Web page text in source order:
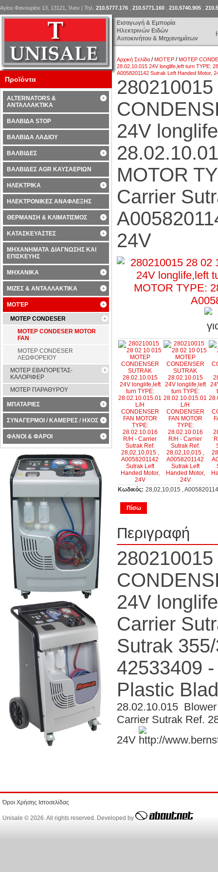
Εισαγωγή & Εμπορία
Ηλεκτρινών Ειδών
Αυτοκινήτου & Μηχανημάτων
Αγίου Φανουρίου 13, 13121, Ίλιον | Τηλ. 210.5777.176 210.5771.160 210.5740.905
Αρχική Σελίδα /ΜΟΤΈΡ /ΜΟΤΕΡ
28.02.10.015 24V longlife,left turn TYPE:
A0058201142 Sutrak Left Handed Motor,
24V
MOTOR
Carrier
24V
Κωδικός: 28,02,10,015 ,
Πίσω
Περιγραφή
24V
Carrier
Sutrak
42533409
Plastic
28.02.10.015
Carrier Sutrak Ref.
24V
Προϊόντα
ALTERNATORS &
ΑΝΤΑΛΛΑΚΤΙΚΑ
ΒΑΛΒΙΔΑ STOP
ΒΑΛΒΙΔΑ ΛΑΔΙΟΥ
ΒΑΛΒΙΔΕΣ
ΒΑΛΒΙΔΕΣ AGR ΚΑΥΣΑΕΡΙΩΝ
ΗΛΕΚΤΡΙΚΑ
ΗΛΕΚΤΡΟΝΙΚΕΣ ΑΝΑΦΛΕΞΗΣ
ΘΕΡΜΑΝΣΗ & ΚΛΙΜΑΤΙΣΜΟΣ
ΚΑΤΑΣΚΕΥΑΣΤΕΣ
ΜΗΧΑΝΗΜΑΤΑ ΔΙΑΓΝΩΣΗΣ ΚΑΙ
ΕΠΙΣΚΕΥΗΣ
ΜΗΧΑΝΙΚΑ
ΜΙΖΕΣ & ΑΝΤΑΛΛΑΚΤΙΚΑ
ΜΟΤΈΡ
ΜΟΤΕΡ CONDESER
ΜΟΤΕΡ CONDESER MOTOR
FAN
ΜΟΤΕΡ CONDESER
ΛΕΩΦΟΡΕΙΟΥ
ΜΟΤΕΡ ΕΒΑΠΟΡΕΤΑΣ-
ΚΑΛΟΡΙΦΕΡ
ΜΟΤΕΡ ΠΑΡΑΘΥΡΟΥ
ΜΠΑΤΑΡΙΕΣ
ΣΥΝΑΓΕΡΜΟΙ / ΚΑΜΕΡΕΣ / ΗΧΟΣ
ΦΑΝΟΙ & ΦΑΡΟΙ
Όροι Χρήσης Ιστοσελίδας
Unisale © 2026. All rights reserved. Developed by